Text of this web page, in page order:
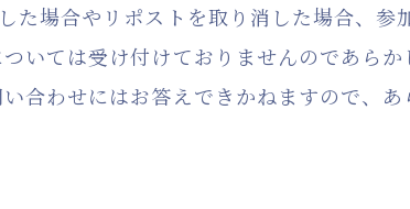
た場合やリポストを取り消した場合、参
いては受け付けておりませんのであら
合わせにはお答えできかねますので、